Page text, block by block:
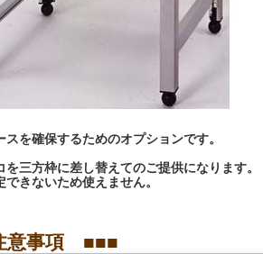
を確保するためのオプションです。
三方枠に差し替えてのご提供になります。
きないため使えません。
意事項 ■■■